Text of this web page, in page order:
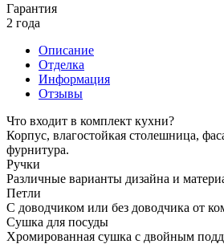
Гарантия
2 года
Описание
Отделка
Информация
Отзывы
Что входит в комплект кухни?
Корпус, влагостойкая столешница,
фурнитура.
Ручки
Различные варианты дизайна и
Петли
С доводчиком или без доводчика от
Сушка для посуды
Хромированная сушка с двойным